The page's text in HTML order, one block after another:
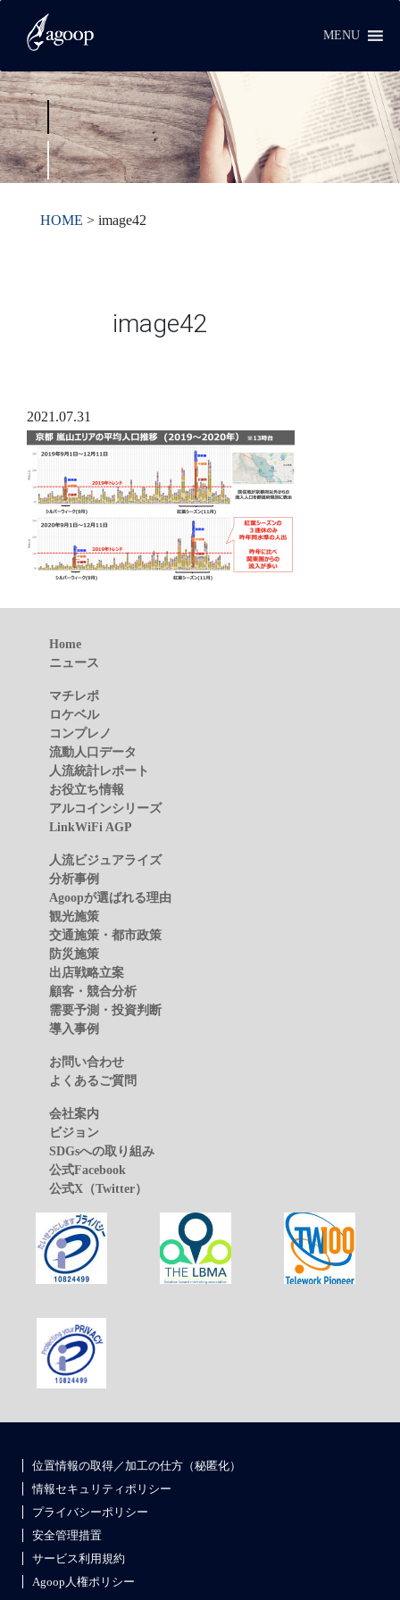
MENU
HOME > image42
image42
2021.07.31
Home
ニュース
マチレポ
ロケベル
コンプレノ
流動人口データ
人流統計レポート
お役立ち情報
アルコインシリーズ
LinkWiFi AGP
人流ビジュアライズ
分析事例
Agoopが選ばれる理由
観光施策
交通施策・都市政策
防災施策
出店戦略立案
顧客・競合分析
需要予測・投資判断
導入事例
お問い合わせ
よくあるご質問
会社案内
ビジョン
SDGsへの取り組み
公式Facebook
公式X（Twitter）
位置情報の取得／加工の仕方（秘匿化）
情報セキュリティポリシー
プライバシーポリシー
安全管理措置
サービス利用規約
Agoop人権ポリシー